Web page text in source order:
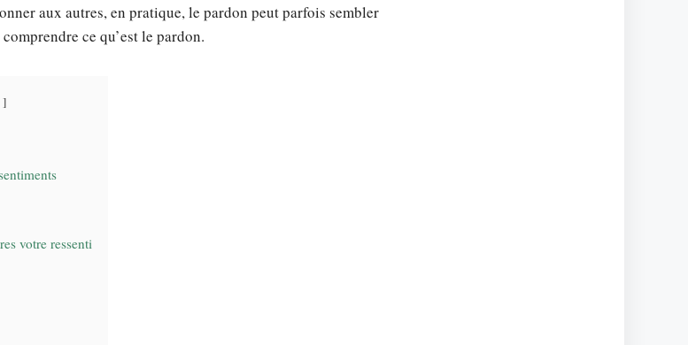
aux autres, en pratique, le pardon peut parfois sembler
ce qu’est le pardon.
votre ressenti